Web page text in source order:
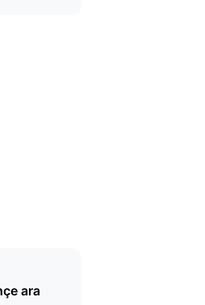
ara